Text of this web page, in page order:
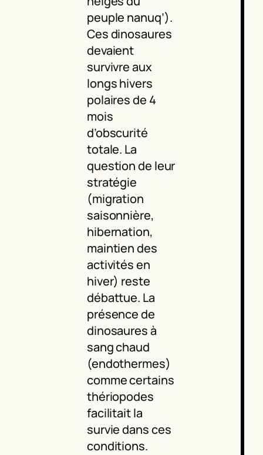
peuple nanuq’).
Ces dinosaures
devaient
survivre aux
longs hivers
polaires de 4
mois
d’obscurité
totale. La
question de leur
stratégie
(migration
saisonnière,
hibernation,
maintien des
activités en
hiver) reste
débattue. La
présence de
dinosaures à
sang chaud
(endothermes)
comme certains
thériopodes
facilitait la
survie dans ces
conditions.